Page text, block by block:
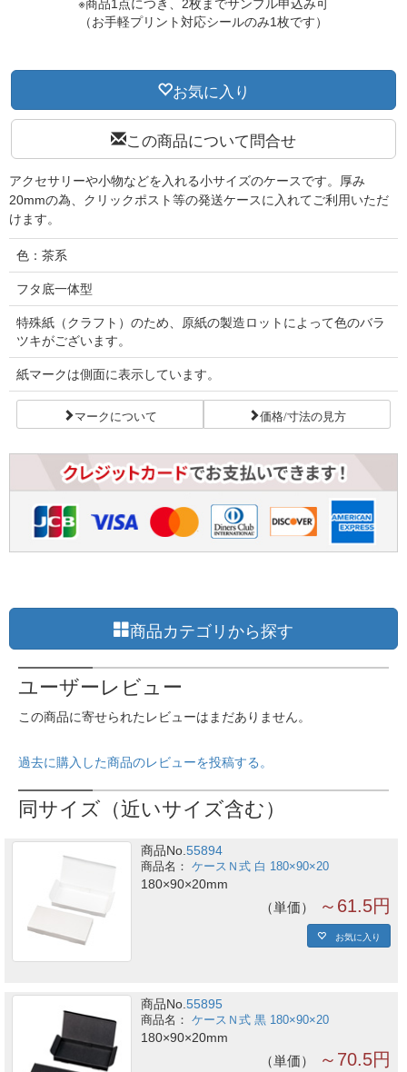
※商品1点につき、2枚までサンプル申込み可
（お手軽プリント対応シールのみ1枚です）
お気に入り
この商品について問合せ
アクセサリーや小物などを入れる小サイズのケースです。厚み
20mmの為、クリックポスト等の発送ケースに入れてご利用いただ
けます。
色：茶系
フタ底一体型
特殊紙（クラフト）のため、原紙の製造ロットによって色のバラ
ツキがございます。
紙マークは側面に表示しています。
マークについて 価格/寸法の見方
商品カテゴリから探す
ユーザーレビュー
この商品に寄せられたレビューはまだありません。
過去に購入した商品のレビューを投稿する。
同サイズ（近いサイズ含む）
商品No.55894
ケースＮ式 白 180×90×20
180×90×20mm
単価 ～61.5円
お気に入り
商品No.55895
ケースＮ式 黒 180×90×20
180×90×20mm
単価 ～70.5円